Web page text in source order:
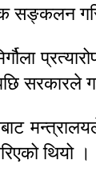
सङ्कलन
मिर्गौला
सरकारले
थियो ।